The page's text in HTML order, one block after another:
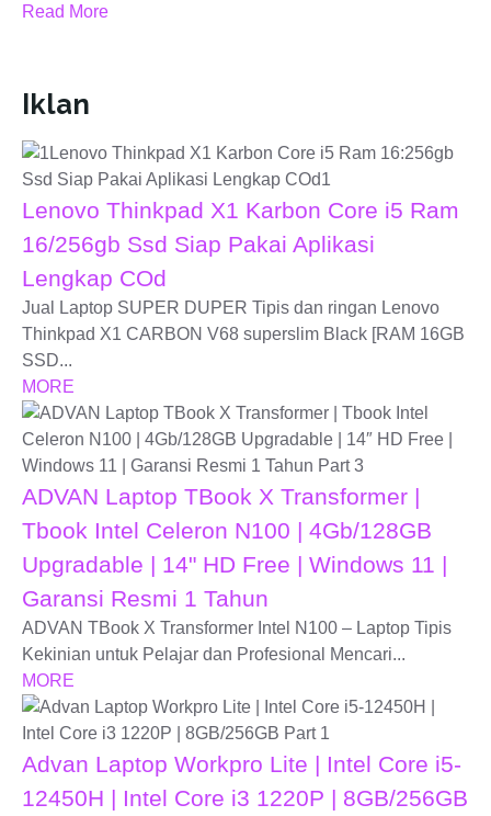
Read More
Iklan
Lenovo Thinkpad X1 Karbon Core i5 Ram
16/256gb Ssd Siap Pakai Aplikasi
Lengkap COd
Jual Laptop SUPER DUPER Tipis dan ringan Lenovo
Thinkpad X1 CARBON V68 superslim Black [RAM 16GB
SSD...
MORE
ADVAN Laptop TBook X Transformer |
Tbook Intel Celeron N100 | 4Gb/128GB
Upgradable | 14" HD Free | Windows 11 |
Garansi Resmi 1 Tahun
ADVAN TBook X Transformer Intel N100 – Laptop Tipis
Kekinian untuk Pelajar dan Profesional Mencari...
MORE
Advan Laptop Workpro Lite | Intel Core i5-
12450H | Intel Core i3 1220P | 8GB/256GB